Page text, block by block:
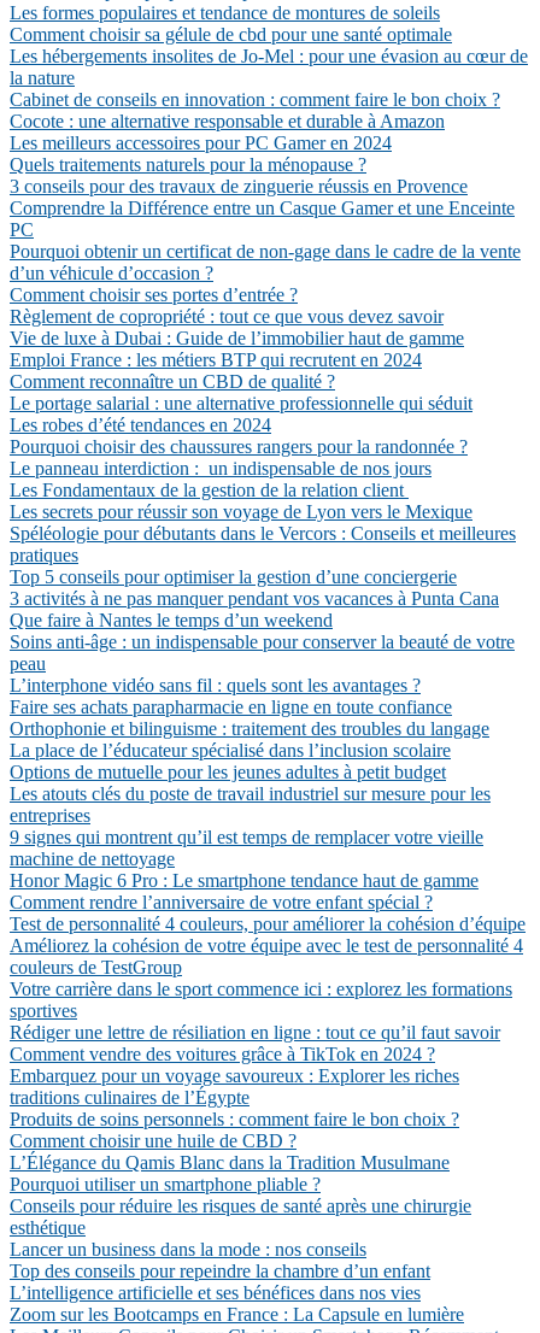
Les formes populaires et tendance de montures de soleils
Comment choisir sa gélule de cbd pour une santé optimale
Les hébergements insolites de Jo-Mel : pour une évasion au cœur de
la nature
Cabinet de conseils en innovation : comment faire le bon choix ?
Cocote : une alternative responsable et durable à Amazon
Les meilleurs accessoires pour PC Gamer en 2024
Quels traitements naturels pour la ménopause ?
3 conseils pour des travaux de zinguerie réussis en Provence
Comprendre la Différence entre un Casque Gamer et une Enceinte
PC
Pourquoi obtenir un certificat de non-gage dans le cadre de la vente
d’un véhicule d’occasion ?
Comment choisir ses portes d’entrée ?
Règlement de copropriété : tout ce que vous devez savoir
Vie de luxe à Dubai : Guide de l’immobilier haut de gamme
Emploi France : les métiers BTP qui recrutent en 2024
Comment reconnaître un CBD de qualité ?
Le portage salarial : une alternative professionnelle qui séduit
Les robes d’été tendances en 2024
Pourquoi choisir des chaussures rangers pour la randonnée ?
Le panneau interdiction : un indispensable de nos jours
Les Fondamentaux de la gestion de la relation client
Les secrets pour réussir son voyage de Lyon vers le Mexique
Spéléologie pour débutants dans le Vercors : Conseils et meilleures
pratiques
Top 5 conseils pour optimiser la gestion d’une conciergerie
3 activités à ne pas manquer pendant vos vacances à Punta Cana
Que faire à Nantes le temps d’un weekend
Soins anti-âge : un indispensable pour conserver la beauté de votre
peau
L’interphone vidéo sans fil : quels sont les avantages ?
Faire ses achats parapharmacie en ligne en toute confiance
Orthophonie et bilinguisme : traitement des troubles du langage
La place de l’éducateur spécialisé dans l’inclusion scolaire
Options de mutuelle pour les jeunes adultes à petit budget
Les atouts clés du poste de travail industriel sur mesure pour les
entreprises
9 signes qui montrent qu’il est temps de remplacer votre vieille
machine de nettoyage
Honor Magic 6 Pro : Le smartphone tendance haut de gamme
Comment rendre l’anniversaire de votre enfant spécial ?
Test de personnalité 4 couleurs, pour améliorer la cohésion d’équipe
Améliorez la cohésion de votre équipe avec le test de personnalité 4
couleurs de TestGroup
Votre carrière dans le sport commence ici : explorez les formations
sportives
Rédiger une lettre de résiliation en ligne : tout ce qu’il faut savoir
Comment vendre des voitures grâce à TikTok en 2024 ?
Embarquez pour un voyage savoureux : Explorer les riches
traditions culinaires de l’Égypte
Produits de soins personnels : comment faire le bon choix ?
Comment choisir une huile de CBD ?
L’Élégance du Qamis Blanc dans la Tradition Musulmane
Pourquoi utiliser un smartphone pliable ?
Conseils pour réduire les risques de santé après une chirurgie
esthétique
Lancer un business dans la mode : nos conseils
Top des conseils pour repeindre la chambre d’un enfant
L’intelligence artificielle et ses bénéfices dans nos vies
Zoom sur les Bootcamps en France : La Capsule en lumière